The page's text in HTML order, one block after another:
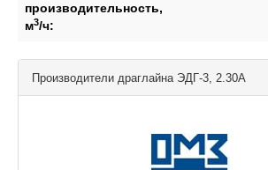
производительность,
м3/ч:
Производители драглайна ЭДГ-3, 2.30А